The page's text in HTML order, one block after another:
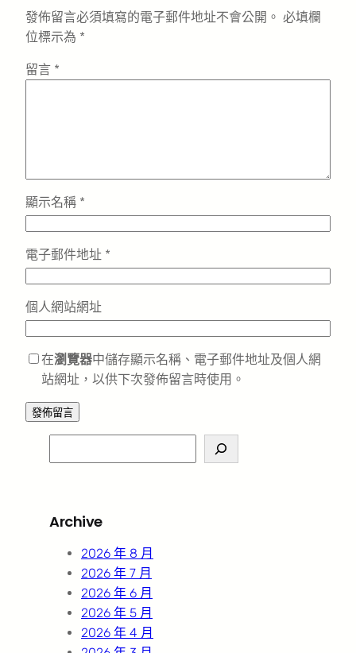
發佈留言必須填寫的電子郵件地址不會公開。 必填欄
位標示為 *
留言 *
顯示名稱 *
電子郵件地址 *
個人網站網址
在瀏覽器中儲存顯示名稱、電子郵件地址及個人網
站網址，以供下次發佈留言時使用。
e
c
Archive
2026 年 8 月
2026 年 7 月
2026 年 6 月
2026 年 5 月
2026 年 4 月